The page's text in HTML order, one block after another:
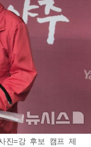
진=강 후보 캠프 제